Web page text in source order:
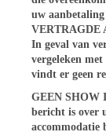
uw
VERTRAGDE
In geval van
vergeleken
vindt er geen
GEEN SHOW
bericht is over
accommodatie